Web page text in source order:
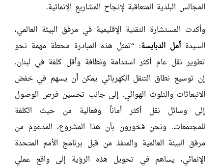
المجالس البلدية المتعاقبة لإنجاح المشاريع الإنمائية.
وأكدت المستشارة التقنية الإقليمية في مرفق البيئة العالمي،
السيدةأمل الدبابسة: “تمثل هذه المبادرة محطة مهمة نحو
تطوير نقل عام أكثر استدامة ونظافة وأقل كلفة في لبنان.
إن توسيع نطاق التنقل الكهربائي يمكن أن يسهم في خفض
الانبعاثات والتلوث الهوائي، إلى جانب تحسين فرص الوصول
إلى وسائل نقل أكثر أماناً وفعالية من حيث الكلفة
للمجتمعات. ونحن فخورون بأن هذا المشروع، المدعوم من
مرفق البيئة العالمية والمنفذ من قبل برنامج الأمم المتحدة
الإنمائي، يساهم في تحويل هذه الرؤية إلى واقع عملي